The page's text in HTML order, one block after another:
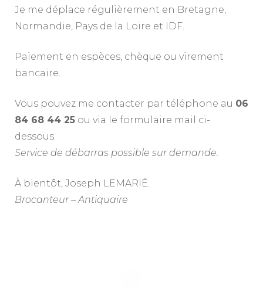
Je me déplace régulièrement en Bretagne,
Normandie, Pays de la Loire et IDF.
Paiement en espèces, chèque ou virement
bancaire.
Vous pouvez me contacter par téléphone au 06
84 68 44 25 ou via le formulaire mail ci-
dessous.
Service de débarras possible sur demande.
À bientôt, Joseph LEMARIÉ.
Brocanteur – Antiquaire